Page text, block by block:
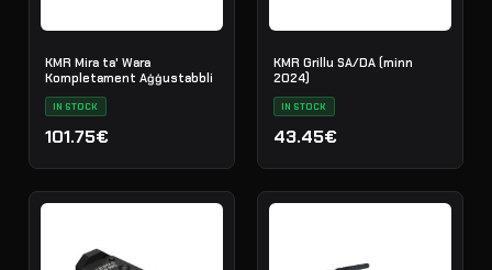
KMR Mira ta' Wara
Kompletament Aġġustabbli
IN STOCK
101.75€
KMR Grillu SA/DA (minn
2024)
IN STOCK
43.45€